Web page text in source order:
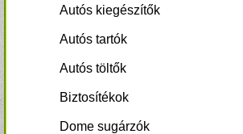
Autós kiegészítők
Autós tartók
Autós töltők
Biztosítékok
Dome sugárzók